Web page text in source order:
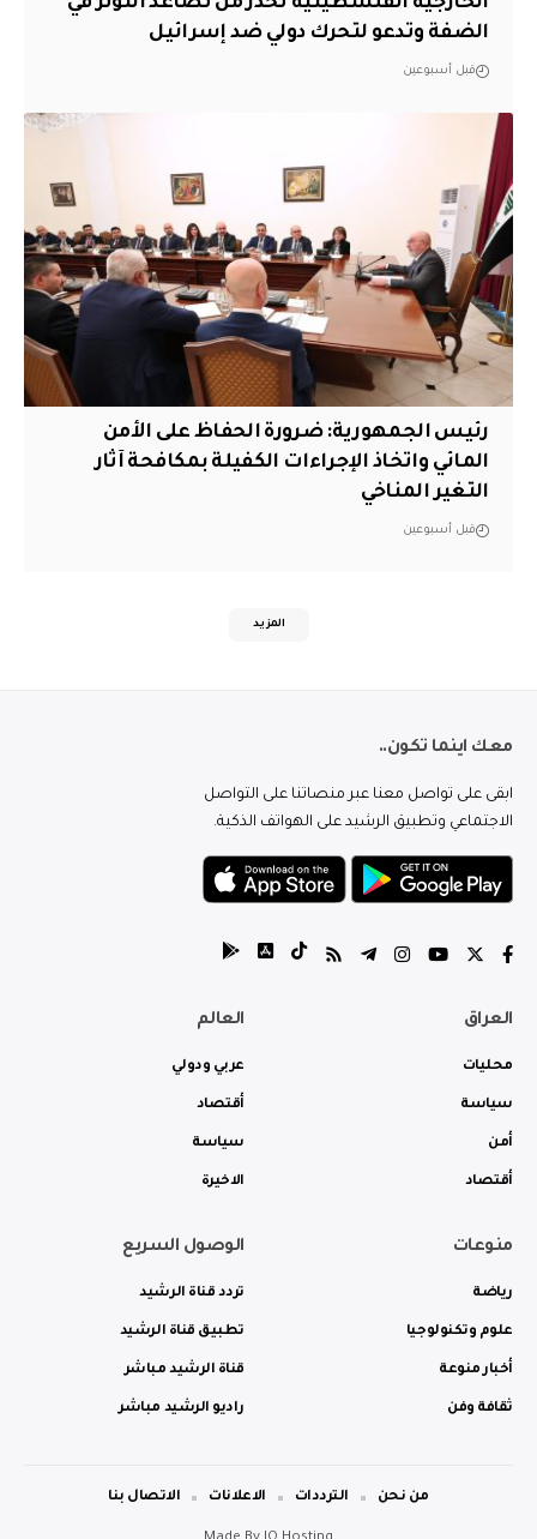
الضفة وتدعو لتحرك دولي ضد إسرائيل
قبل أسبوعين
رئيس الجمهورية: ضرورة الحفاظ على الأمن
المائي واتخاذ الإجراءات الكفيلة بمكافحة آثار
التغير المناخي
قبل أسبوعين
المزيد
معك اينما تكون..
ابقى على تواصل معنا عبر منصاتنا على التواصل
الاجتماعي وتطبيق الرشيد على الهواتف الذكية.
العراق
محليات
سياسة
أمن
أقتصاد
العالم
عربي ودولي
أقتصاد
سياسة
الاخيرة
منوعات
رياضة
علوم وتكنولوجيا
أخبار منوعة
ثقافة وفن
الوصول السريع
تردد قناة الرشيد
تطبيق قناة الرشيد
قناة الرشيد مباشر
راديو الرشيد مباشر
من نحن الترددات الاعلانات الاتصال بنا